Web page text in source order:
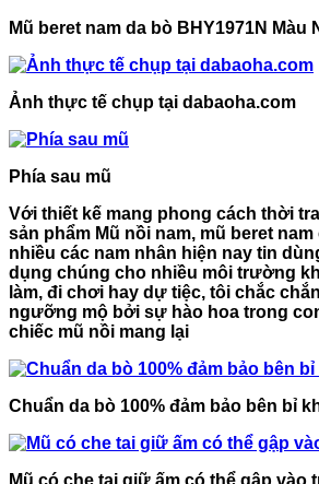
Mũ beret nam da bò BHY1971N Màu
Ảnh thực tế chụp tại dabaoha.com
Phía sau mũ
Với thiết kế mang phong cách thời
sản phẩm Mũ nồi nam, mũ beret
nhiều các nam nhân hiện nay tin
dụng chúng cho nhiều môi trường
làm, đi chơi hay dự tiệc, tôi chắc
ngưỡng mộ bởi sự hào hoa trong
chiếc mũ nồi mang lại
Chuẩn da bò 100% đảm bảo bên bỉ